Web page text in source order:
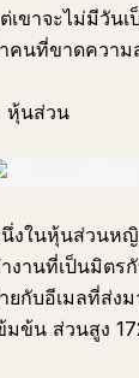
เขาจะไม่มีวัน
คนที่ขาดความ
หุ้นส่วน
งในหุ้นส่วนหญิ
งานที่เป็นมิตร
ยกับอีเมลที่ส่ง
มข้น ส่วนสูง